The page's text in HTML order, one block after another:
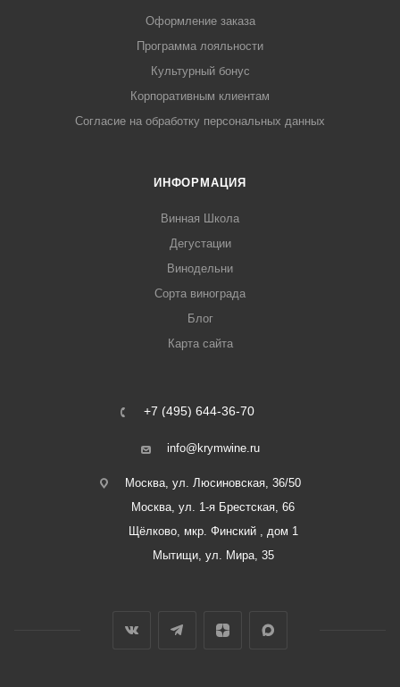
Оформление заказа
Программа лояльности
Культурный бонус
Корпоративным клиентам
Согласие на обработку персональных данных
ИНФОРМАЦИЯ
Винная Школа
Дегустации
Винодельни
Сорта винограда
Блог
Карта сайта
+7 (495) 644-36-70
info@krymwine.ru
Москва, ул. Люсиновская, 36/50
Москва, ул. 1-я Брестская, 66
Щёлково, мкр. Финский , дом 1
Мытищи, ул. Мира, 35